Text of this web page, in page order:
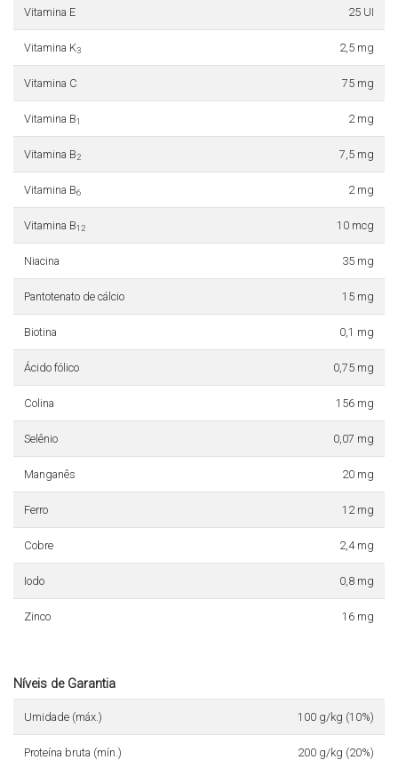
Vitamina E 25 UI
Vitamina K3 2,5 mg
Vitamina C 75 mg
Vitamina B1 2 mg
Vitamina B2 7,5 mg
Vitamina B6 2 mg
Vitamina B12 10 mcg
Niacina 35 mg
Pantotenato de cálcio 15 mg
Biotina 0,1 mg
Ácido fólico 0,75 mg
Colina 156 mg
Selênio 0,07 mg
Manganês 20 mg
Ferro 12 mg
Cobre 2,4 mg
Iodo 0,8 mg
Zinco 16 mg
Níveis de Garantia
Umidade (máx.) 100 g/kg (10%)
Proteína bruta (mín.) 200 g/kg (20%)